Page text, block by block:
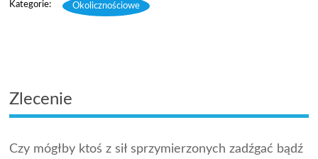
Okolicznościowe
Zlecenie
Czy mógłby ktoś z sił sprzymierzonych zadźgać bądź